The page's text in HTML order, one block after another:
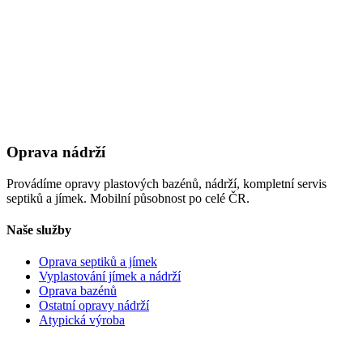
Oprava nádrží
Provádíme opravy plastových bazénů, nádrží, kompletní servis
septiků a jímek. Mobilní působnost po celé ČR.
Naše služby
Oprava septiků a jímek
Vyplastování jímek a nádrží
Oprava bazénů
Ostatní opravy nádrží
Atypická výroba